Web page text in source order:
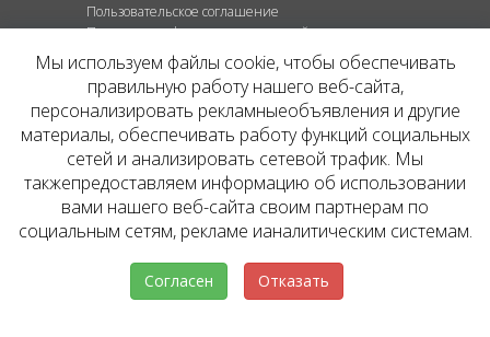
Пользовательское соглашение
Политика конфиденциальности сайта
Политика обработки персональных данных
© ОФИЦИАЛЬНЫЙ САЙТ КОМПАНИИ
INVESTATE, 2026
Представленная на сайте агентства информация,
в т.ч. стоимости объектов, носит информационный
характер и не является публичной офертой. Условия
аренды объекта могут быть изменены собственником
без уведомления.
Мы используем файлы cookie, чтобы обеспечивать
правильную работу нашего веб-сайта,
персонализировать рекламныеобъявления и другие
материалы, обеспечивать работу функций социальных
сетей и анализировать сетевой трафик. Мы
такжепредоставляем информацию об использовании
вами нашего веб-сайта своим партнерам по
социальным сетям, рекламе ианалитическим системам.
Согласен Отказать